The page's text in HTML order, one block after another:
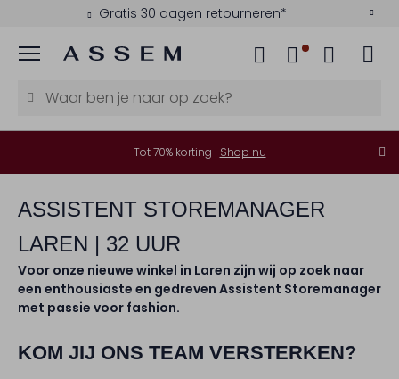
Gratis 30 dagen retourneren*
Menu
Tot 70% korting | Shop nu
ASSISTENT STOREMANAGER
LAREN | 32 UUR
Voor onze nieuwe winkel in Laren zijn wij op zoek naar
een enthousiaste en gedreven Assistent Storemanager
met passie voor fashion.
KOM JIJ ONS TEAM VERSTERKEN?